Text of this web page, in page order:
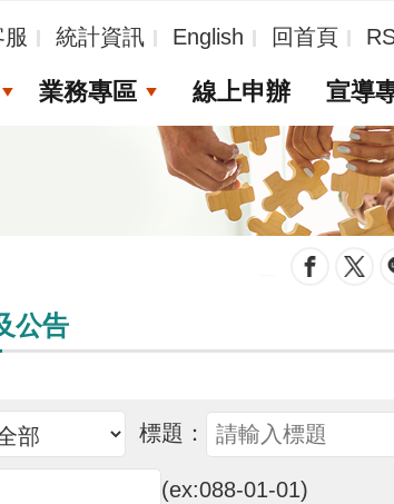
統計資訊 English 回首頁
業務專區 線上申辦 宣導
公告
標題：
(ex:088-01-01)